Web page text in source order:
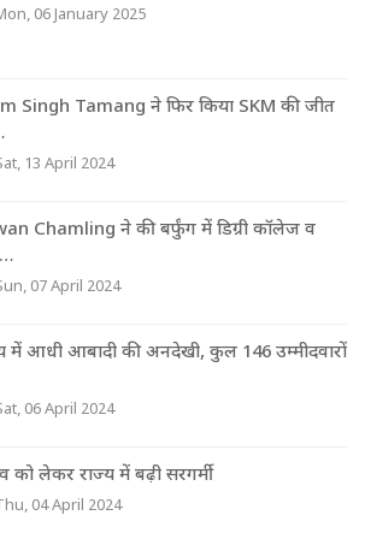
06 January 2025
Singh Tamang ने फिर किया SKM की जीत
13 April 2024
Chamling ने की बर्फुंग में डिग्री कॉलेज व
07 April 2024
में आधी आबादी की अनदेखी, कुल 146 उम्‍मीदवारों
06 April 2024
को लेकर राज्‍य में बढ़ी सरगर्मी
04 April 2024